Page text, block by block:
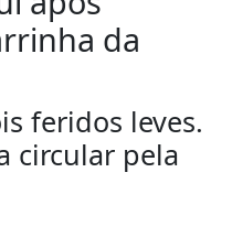
da
feridos leves.
circular pela